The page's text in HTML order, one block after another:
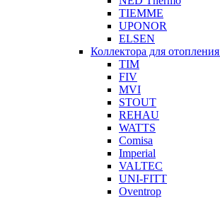
TIEMME
UPONOR
ELSEN
Коллектора для отопления
TIM
FIV
MVI
STOUT
REHAU
WATTS
Comisa
Imperial
VALTEC
UNI-FITT
Oventrop